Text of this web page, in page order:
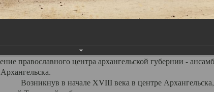
мы можем говорить, что Архангельск в большей мере, чем
от целенаправленных систематических разрушений, в
памятников архитектуры. Больше всего по старому
борьбой с религией, набравшая особую силу в конце 20
православного центра архангельской губернии -
в начале XVIII века в центре Архангельска,